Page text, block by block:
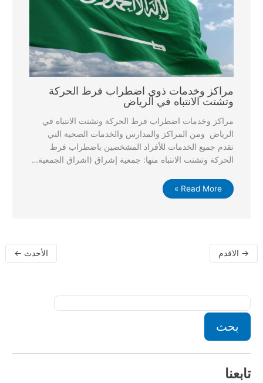
مراكز وخدمات ذوي اضطراب فرط الحركة
وتشتت الانتباه في الرياض
مراكز وخدمات اضطراب فرط الحركة وتشتت الانتباه في
الرياض ومن المراكز والمدارس والخدمات الصحية التي
تقدم جميع الخدمات للأفراد المشخصين باضطراب فرط
الحركة وتشتت الانتباه منها: جمعية إشراق (اشراق الجمعية…
Read More »
→ الاقدم الأحدث ←
بحث
تابعنا